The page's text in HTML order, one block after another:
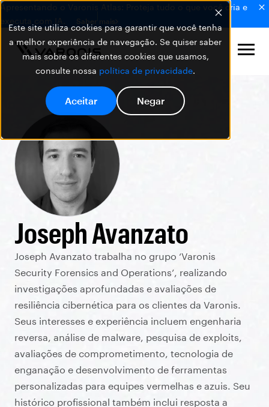
Este site utiliza cookies para garantir que você tenha
a melhor experiência de navegação. Se quiser saber
mais sobre os diferentes cookies que usamos,
consulte nossa política de privacidade.
Aceitar Negar
Apresentando o Varonis Atlas: Proteja tudo o que você cria e
executa com IA.
Saber mais
Joseph Avanzato
Joseph Avanzato trabalha no grupo ‘Varonis
Security Forensics and Operations’, realizando
investigações aprofundadas e avaliações de
resiliência cibernética para os clientes da Varonis.
Seus interesses e experiência incluem engenharia
reversa, análise de malware, pesquisa de exploits,
avaliações de comprometimento, tecnologia de
enganação e desenvolvimento de ferramentas
personalizadas para equipes vermelhas e azuis. Seu
histórico profissional também inclui resposta a